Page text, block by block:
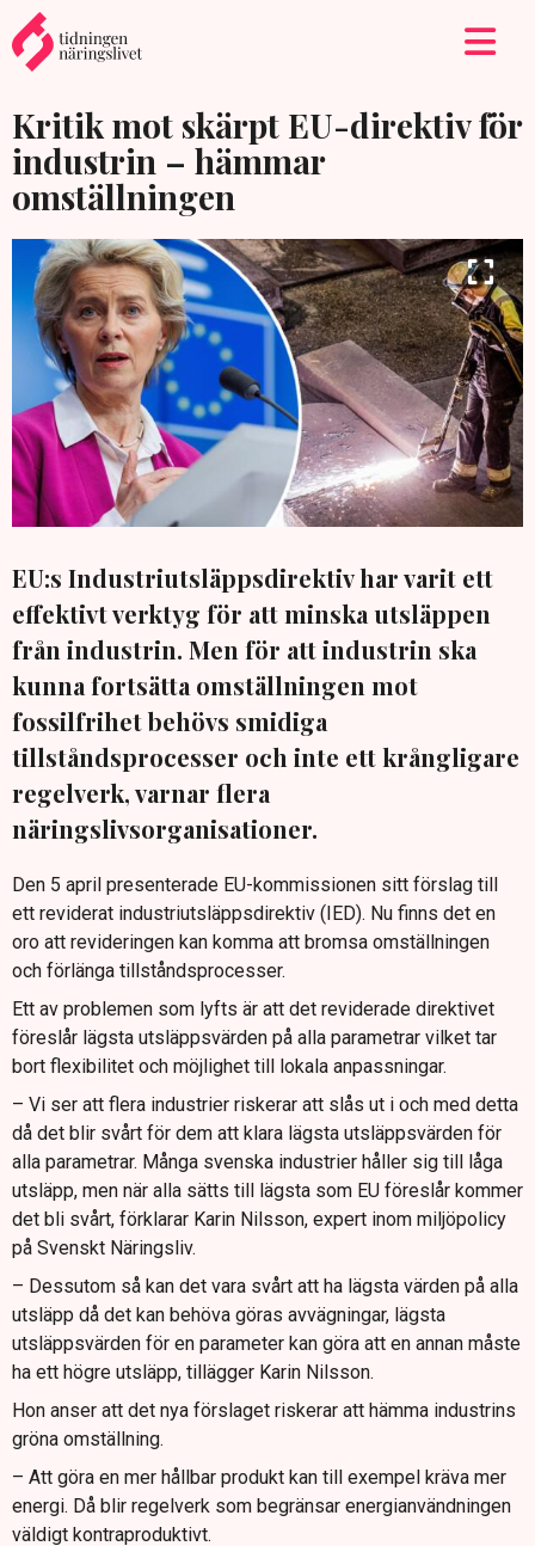
Kritik mot skärpt EU-direktiv för
industrin – hämmar
omställningen
EU:s Industriutsläppsdirektiv har varit ett
effektivt verktyg för att minska utsläppen
från industrin. Men för att industrin ska
kunna fortsätta omställningen mot
fossilfrihet behövs smidiga
tillståndsprocesser och inte ett krångligare
regelverk, varnar flera
näringslivsorganisationer.
Den 5 april presenterade EU-kommissionen sitt förslag till
ett reviderat industriutsläppsdirektiv (IED). Nu finns det en
oro att revideringen kan komma att bromsa omställningen
och förlänga tillståndsprocesser.
Ett av problemen som lyfts är att det reviderade direktivet
föreslår lägsta utsläppsvärden på alla parametrar vilket tar
bort flexibilitet och möjlighet till lokala anpassningar.
– Vi ser att flera industrier riskerar att slås ut i och med detta
då det blir svårt för dem att klara lägsta utsläppsvärden för
alla parametrar. Många svenska industrier håller sig till låga
utsläpp, men när alla sätts till lägsta som EU föreslår kommer
det bli svårt, förklarar Karin Nilsson, expert inom miljöpolicy
på Svenskt Näringsliv.
– Dessutom så kan det vara svårt att ha lägsta värden på alla
utsläpp då det kan behöva göras avvägningar, lägsta
utsläppsvärden för en parameter kan göra att en annan måste
ha ett högre utsläpp, tillägger Karin Nilsson.
Hon anser att det nya förslaget riskerar att hämma industrins
gröna omställning.
– Att göra en mer hållbar produkt kan till exempel kräva mer
energi. Då blir regelverk som begränsar energianvändningen
väldigt kontraproduktivt.